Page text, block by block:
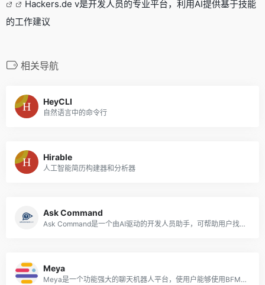
Hackers.de v是开发人员的专业平台，利用AI提供基于技能
的工作建议
相关导航
HeyCLI
自然语言中的命令行
Hirable
人工智能简历构建器和分析器
Ask Command
Ask Command是一个由AI驱动的开发人员助手，可帮助用户找到适合其特定需求的命令。
Meya
Meya是一个功能强大的聊天机器人平台，使用户能够使用BFML和Python编程语言构建和启动客户支持服务。